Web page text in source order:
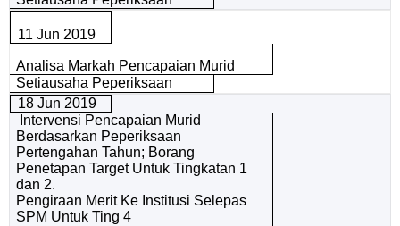
11 Jun 2019
Analisa Markah Pencapaian Murid
Setiausaha Peperiksaan
18 Jun 2019
Intervensi Pencapaian Murid
Berdasarkan Peperiksaan
Pertengahan Tahun; Borang
Penetapan Target Untuk Tingkatan 1
dan 2.
Pengiraan Merit Ke Institusi Selepas
SPM Untuk Ting 4